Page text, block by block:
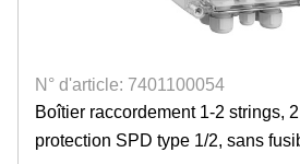
N° d'article: 7401100054
Boîtier raccordement 1-2 strings,
protection SPD type 1/2, sans